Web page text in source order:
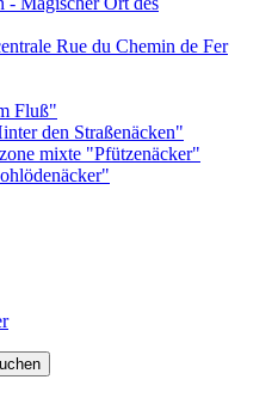
Rue du Chemin de Fer
Fluß"
den Straßenäcken"
mixte "Pfützenäcker"